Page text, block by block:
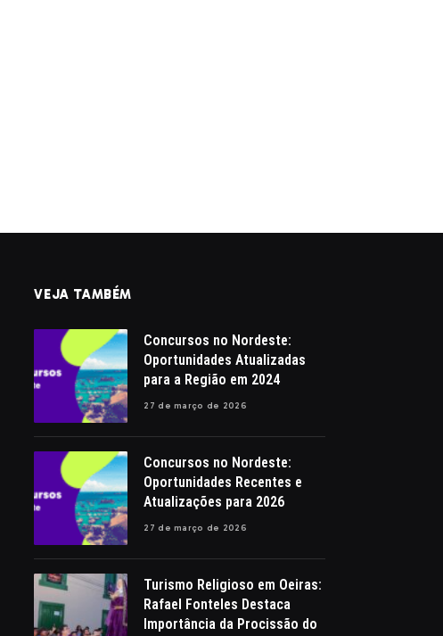
VEJA TAMBÉM
Concursos no Nordeste:
Oportunidades Atualizadas
para a Região em 2024
27 de março de 2026
Concursos no Nordeste:
Oportunidades Recentes e
Atualizações para 2026
27 de março de 2026
Turismo Religioso em Oeiras:
Rafael Fonteles Destaca
Importância da Procissão do